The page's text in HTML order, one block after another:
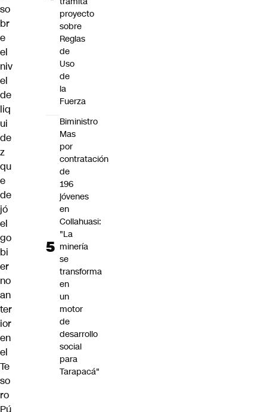
so
br
e
el
niv
el
de
liq
ui
de
z
qu
e
de
jó
el
go
bi
er
no
an
ter
ior
en
el
Te
so
ro
Pú
proyecto
sobre
Reglas
de
Uso
de
la
Fuerza
Biministro
Mas
por
contratación
de
196
jóvenes
en
Collahuasi:
"La
minería
se
transforma
en
un
motor
de
desarrollo
social
para
Tarapacá"